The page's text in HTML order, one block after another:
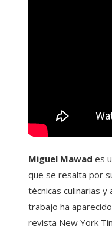
Miguel Mawad es
que se resalta por
técnicas culinarias y
trabajo ha
revista New York